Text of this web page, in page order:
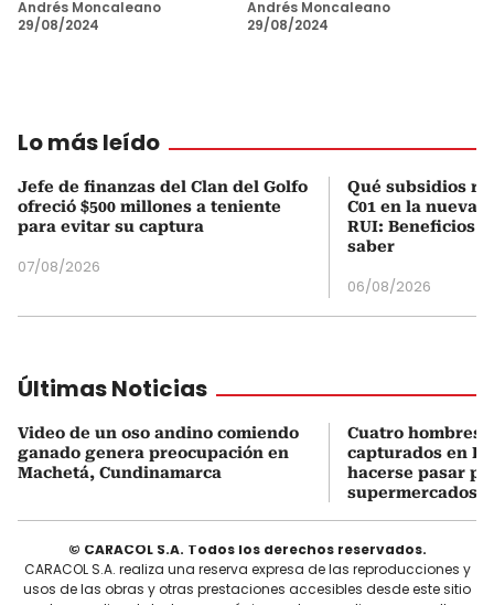
Andrés Moncaleano
29/08/2024
Andrés Moncaleano
29/08/2024
Lo más leído
Jefe de finanzas del Clan del Golfo
ofreció $500 millones a teniente
para evitar su captura
07/08/2026
Qué subsidios
C01 en la nueva
RUI: Beneficios
saber
06/08/2026
Últimas Noticias
Video de un oso andino comiendo
ganado genera preocupación en
Machetá, Cundinamarca
Cuatro hombres
capturados en
hacerse pasar
supermercados
© CARACOL S.A. Todos los derechos reservados.
CARACOL S.A. realiza una reserva expresa de las reproducciones y
usos de las obras y otras prestaciones accesibles desde este sitio